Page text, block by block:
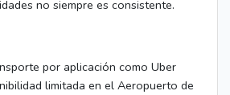
no siempre es consistente.
por aplicación como Uber
limitada en el Aeropuerto de